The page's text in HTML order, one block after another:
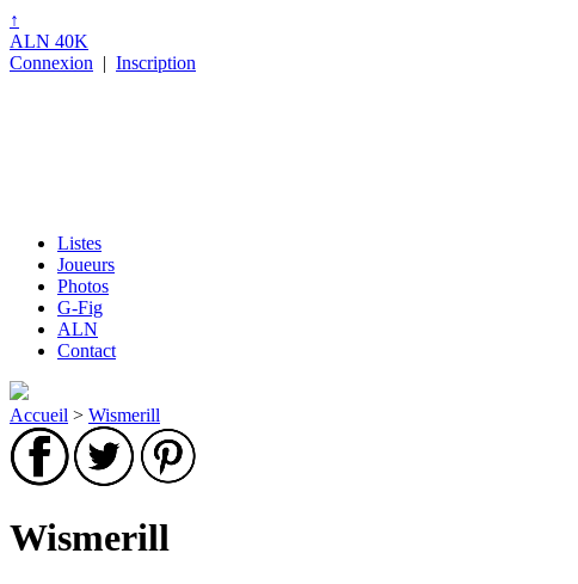
↑
ALN 40K
Connexion | Inscription
Listes
Joueurs
Photos
G-Fig
ALN
Contact
Accueil > Wismerill
Wismerill